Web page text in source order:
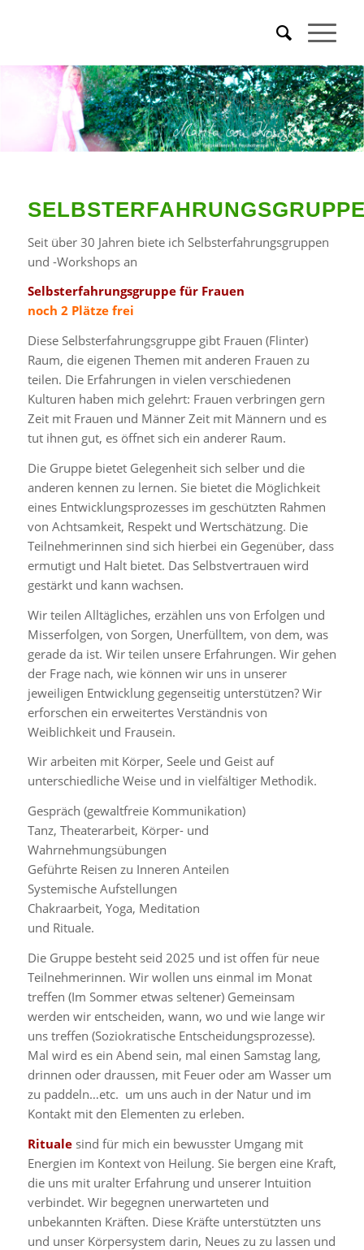
Seit über 30 Jahren biete ich Selbsterfahrungsgruppen
und -Workshops an
Selbsterfahrungsgruppe für Frauen
noch 2 Plätze frei
Diese Selbsterfahrungsgruppe gibt Frauen (Flinter)
Raum, die eigenen Themen mit anderen Frauen zu
teilen. Die Erfahrungen in vielen verschiedenen
Kulturen haben mich gelehrt: Frauen verbringen gern
Zeit mit Frauen und Männer Zeit mit Männern und es
tut ihnen gut, es öffnet sich ein anderer Raum.
Die Gruppe bietet Gelegenheit sich selber und die
anderen kennen zu lernen. Sie bietet die Möglichkeit
eines Entwicklungsprozesses im geschützten Rahmen
von Achtsamkeit, Respekt und Wertschätzung. Die
Teilnehmerinnen sind sich hierbei ein Gegenüber, dass
ermutigt und Halt bietet. Das Selbstvertrauen wird
gestärkt und kann wachsen.
Wir teilen Alltägliches, erzählen uns von Erfolgen und
Misserfolgen, von Sorgen, Unerfülltem, von dem, was
gerade da ist. Wir teilen unsere Erfahrungen. Wir gehen
der Frage nach, wie können wir uns in unserer
jeweiligen Entwicklung gegenseitig unterstützen? Wir
erforschen ein erweitertes Verständnis von
Weiblichkeit und Frausein.
Wir arbeiten mit Körper, Seele und Geist auf
unterschiedliche Weise und in vielfältiger Methodik.
Gespräch (gewaltfreie Kommunikation)
Tanz, Theaterarbeit, Körper- und
Wahrnehmungsübungen
Geführte Reisen zu Inneren Anteilen
Systemische Aufstellungen
Chakraarbeit, Yoga, Meditation
und Rituale.
Die Gruppe besteht seid 2025 und ist offen für neue
Teilnehmerinnen. Wir wollen uns einmal im Monat
treffen (Im Sommer etwas seltener) Gemeinsam
werden wir entscheiden, wann, wo und wie lange wir
uns treffen (Soziokratische Entscheidungsprozesse).
Mal wird es ein Abend sein, mal einen Samstag lang,
drinnen oder draussen, mit Feuer oder am Wasser um
zu paddeln…etc. um uns auch in der Natur und im
Kontakt mit den Elementen zu erleben.
Ritualesind für mich ein bewusster Umgang mit
Energien im Kontext von Heilung. Sie bergen eine Kraft,
die uns mit uralter Erfahrung und unserer Intuition
verbindet. Wir begegnen unerwarteten und
unbekannten Kräften. Diese Kräfte unterstützten uns
und unser Körpersystem darin, Neues zu zu lassen und